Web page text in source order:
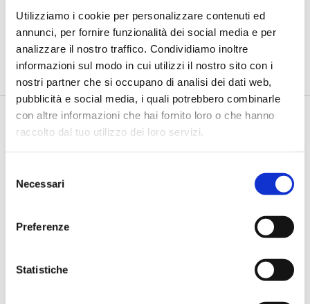
Utilizziamo i cookie per personalizzare contenuti ed
annunci, per fornire funzionalità dei social media e per
analizzare il nostro traffico. Condividiamo inoltre
informazioni sul modo in cui utilizzi il nostro sito con i
nostri partner che si occupano di analisi dei dati web,
pubblicità e social media, i quali potrebbero combinarle
con altre informazioni che hai fornito loro o che hanno
raccolto dal tuo utilizzo dei loro servizi.
delNecessari
Preferenze
Statistiche
rafforza i controlli e valorizza il
lavoro degli analisti”
di Flavio Padovan, Maddalena Libertini -Rendere i controlli di
secondo livello più strutturati, standardizzati e capaci di le...
Fracassi (Multiply Group): "L’AI va
progettata dentro i processi,